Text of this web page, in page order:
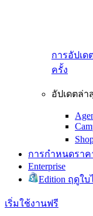
การอัปเด
ครั้ง
อัปเดตล่า
การกำหนดราค
Enterprise
Edition ฤดูใบ
เริ่มใช้งานฟรี